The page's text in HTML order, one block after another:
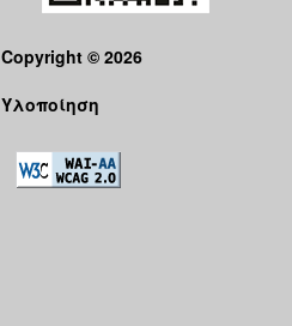
Copyright © 2026
Υλοποίηση